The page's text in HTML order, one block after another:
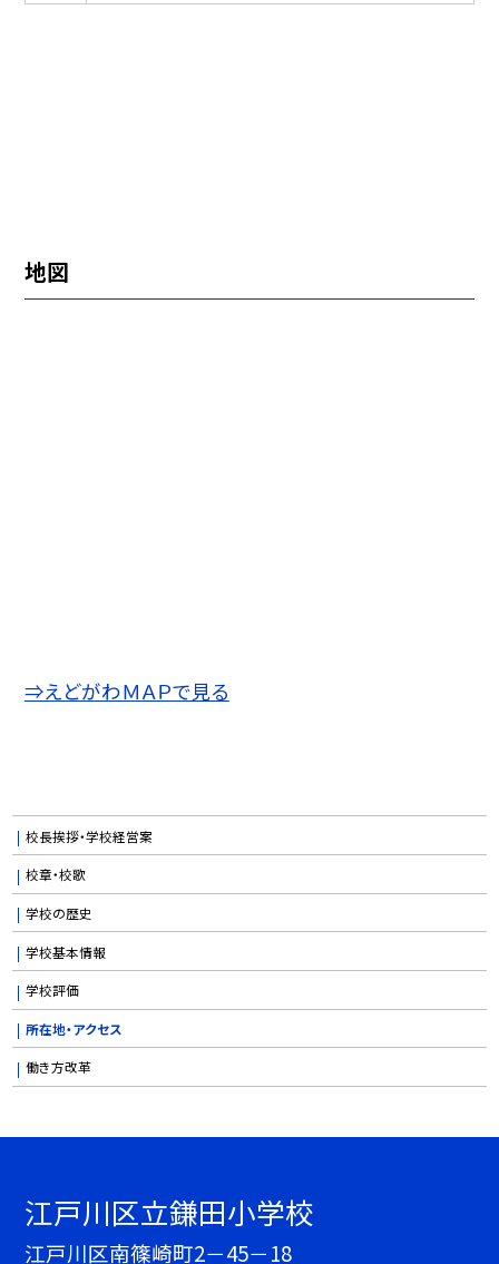
地図
⇒えどがわＭＡＰで見る
校長挨拶・学校経営案
校章・校歌
学校の歴史
学校基本情報
学校評価
所在地・アクセス
働き方改革
江戸川区立鎌田小学校
江戸川区南篠崎町2－45－18